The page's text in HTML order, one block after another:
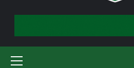
Menu